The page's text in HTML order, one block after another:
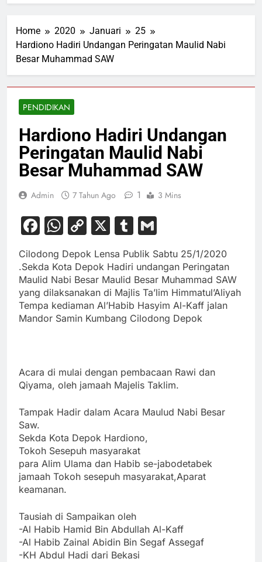
Home 2020 Januari
25
Hardiono Hadiri Undangan Peringatan Maulid Nabi
Besar Muhammad SAW
PENDIDIKAN
Hardiono Hadiri Undangan
Peringatan Maulid Nabi
Besar Muhammad SAW
Admin 7 Tahun Ago 1 3 Mins
Facebook
WhatsApp
Copy
Link
X Tumblr
Cilodong Depok Lensa Publik Sabtu 25/1/2020
.Sekda Kota Depok Hadiri undangan Peringatan
Maulid Nabi Besar Maulid Besar Muhammad SAW
yang dilaksanakan di Majlis Ta’lim Himmatul’Aliyah
Tempa kediaman Al’Habib Hasyim Al-Kaff jalan
Mandor Samin Kumbang Cilodong Depok
Acara di mulai dengan pembacaan Rawi dan
Qiyama, oleh jamaah Majelis Taklim.
Tampak Hadir dalam Acara Maulud Nabi Besar
Saw.
Sekda Kota Depok Hardiono,
Tokoh Sesepuh masyarakat
para Alim Ulama dan Habib se-jabodetabek
jamaah Tokoh sesepuh masyarakat,Aparat
keamanan.
Tausiah di Sampaikan oleh
-Al Habib Hamid Bin Abdullah Al-Kaff
-Al Habib Zainal Abidin Bin Segaf Assegaf
-KH Abdul Hadi dari Bekasi